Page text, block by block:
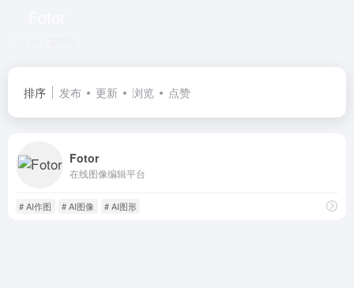
排序 发布 更新 浏览 点赞
Fotor
在线图像编辑平台
# AI作图 # AI图像 # AI图形